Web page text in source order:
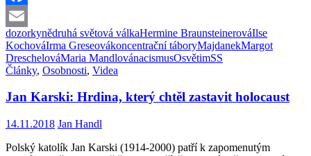
Facebook
Email
dozorkynědruhá světová válkaHermine BraunsteinerováIlse
KochováIrma Greseovákoncentrační táboryMajdanekMargot
DreschelováMaria MandlovánacismusOsvětimSS
Články, Osobnosti, Videa
Jan Karski: Hrdina, který chtěl zastavit holocaust
14.11.2018 Jan Handl
Polský katolík Jan Karski (1914-2000) patří k zapomenutým